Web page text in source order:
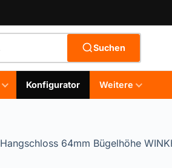
Suchen
Konfigurator Weitere
Hangschloss 64mm Bügelhöhe